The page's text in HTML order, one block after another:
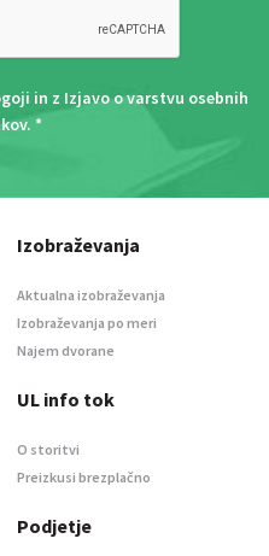
in z Izjavo o varstvu osebnih
. *
Izobraževanja
Aktualna izobraževanja
Izobraževanja po meri
Najem dvorane
UL info tok
O storitvi
Preizkusi brezplačno
Podjetje